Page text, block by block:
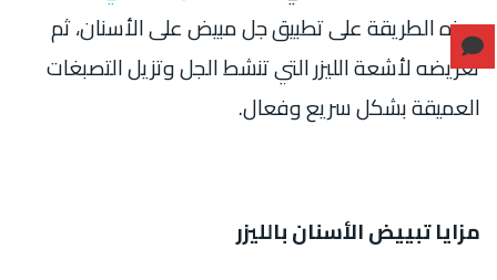
هذه الطريقة على تطبيق جل مبيض على الأسنان، ثم
تعريضه لأشعة الليزر التي تنشط الجل وتزيل التصبغات
العميقة بشكل سريع وفعال.
مزايا تبييض الأسنان بالليزر